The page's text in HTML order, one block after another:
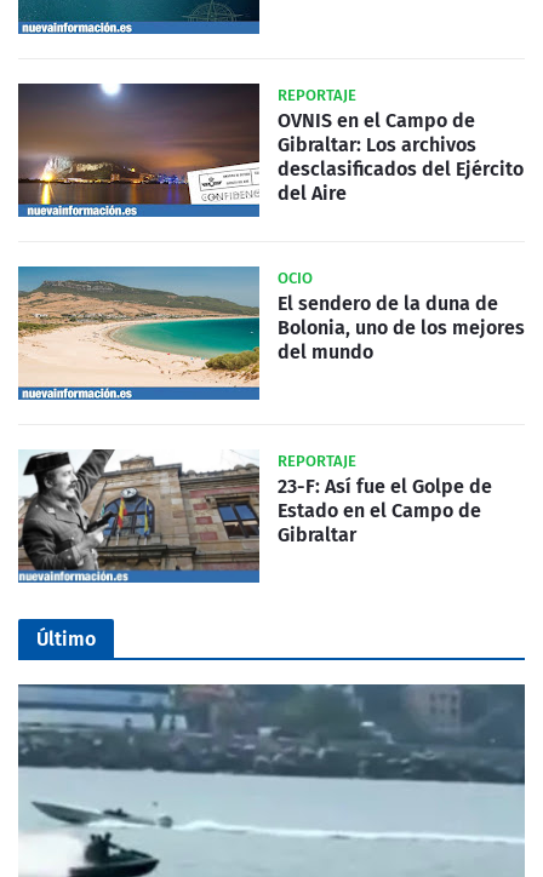
REPORTAJE
OVNIS en el Campo de
Gibraltar: Los archivos
desclasificados del Ejército
del Aire
OCIO
El sendero de la duna de
Bolonia, uno de los mejores
del mundo
REPORTAJE
23-F: Así fue el Golpe de
Estado en el Campo de
Gibraltar
Último